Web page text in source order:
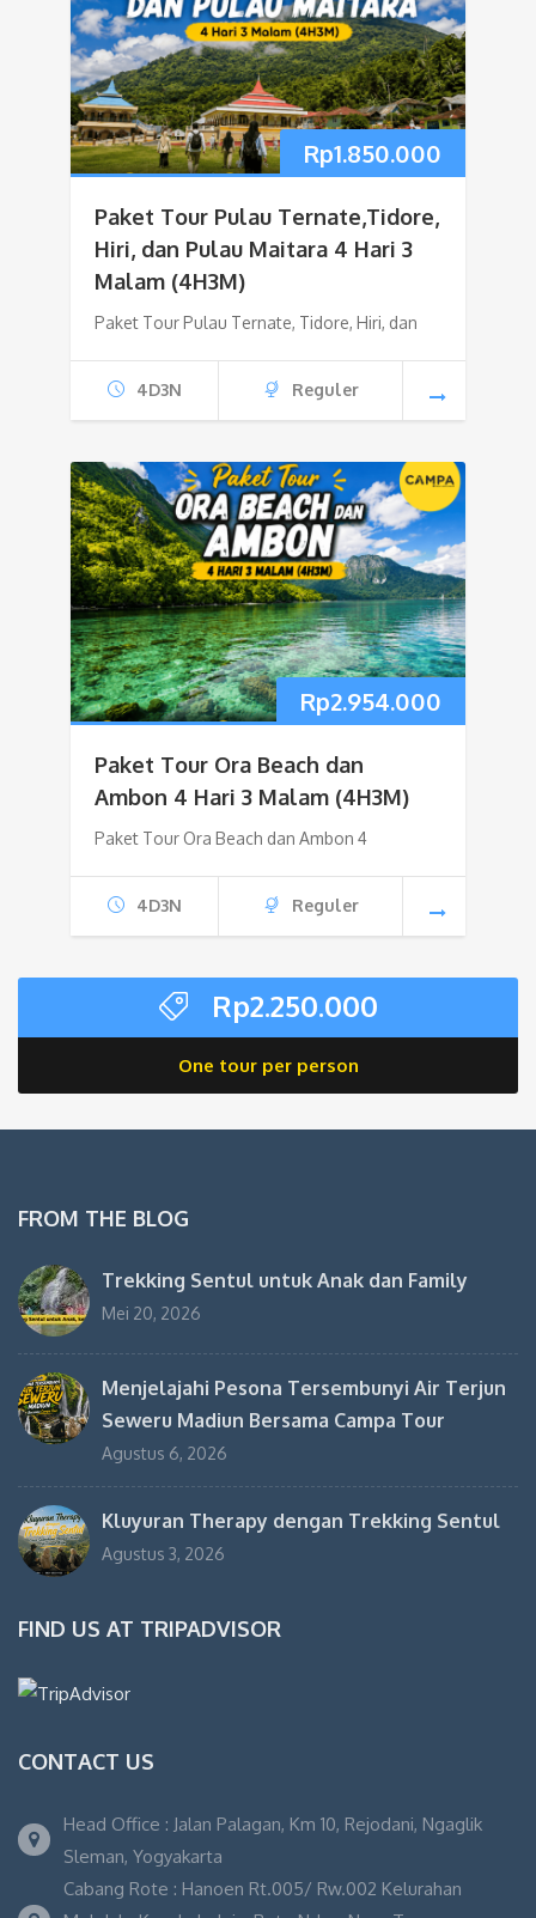
Rp1.850.000
Paket Tour Pulau Ternate,Tidore,
Hiri, dan Pulau Maitara 4 Hari 3
Malam (4H3M)
Paket Tour Pulau Ternate, Tidore, Hiri, dan
4D3N Reguler
Rp2.954.000
Paket Tour Ora Beach dan
Ambon 4 Hari 3 Malam (4H3M)
Paket Tour Ora Beach dan Ambon 4
4D3N Reguler
Rp2.250.000
One tour per person
FROM THE BLOG
Trekking Sentul untuk Anak dan Family
Mei 20, 2026
Menjelajahi Pesona Tersembunyi Air Terjun
Seweru Madiun Bersama Campa Tour
Agustus 6, 2026
Kluyuran Therapy dengan Trekking Sentul
Agustus 3, 2026
FIND US AT TRIPADVISOR
CONTACT US
Head Office : Jalan Palagan, Km 10, Rejodani, Ngaglik
Sleman, Yogyakarta
Cabang Rote : Hanoen Rt.005/ Rw.002 Kelurahan